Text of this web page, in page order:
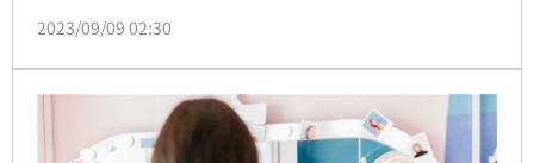
妝店搶買，對此，林氏璧用專業醫療知識解釋維生素B
2023/09/09 02:30